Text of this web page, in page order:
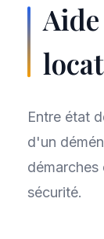
Entre état
d'un
sécurité.